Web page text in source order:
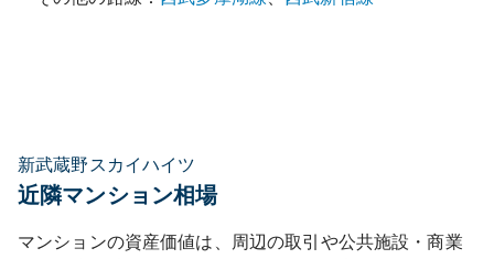
新武蔵野スカイハイツ
近隣マンション相場
マンションの資産価値は、周辺の取引や公共施設・商業